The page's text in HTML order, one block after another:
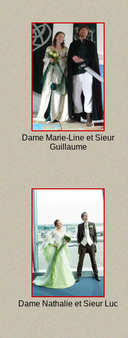
Dame Marie-Line et Sieur
Guillaume
Dame Nathalie et Sieur Luc